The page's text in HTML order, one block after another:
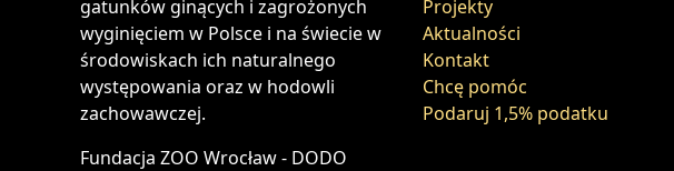
gatunków ginących i zagrożonych
wyginięciem w Polsce i na świecie w
środowiskach ich naturalnego
występowania oraz w hodowli
zachowawczej.
Fundacja ZOO Wrocław - DODO
Projekty
Aktualności
Kontakt
Chcę pomóc
Podaruj 1,5% podatku